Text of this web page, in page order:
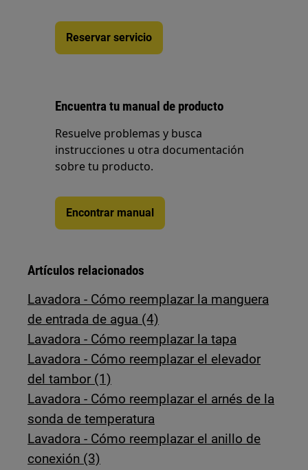
Reservar servicio
Encuentra tu manual de producto
Resuelve problemas y busca
instrucciones u otra documentación
sobre tu producto.
Encontrar manual
Artículos relacionados
Lavadora - Cómo reemplazar la manguera
de entrada de agua (4)
Lavadora - Cómo reemplazar la tapa
Lavadora - Cómo reemplazar el elevador
del tambor (1)
Lavadora - Cómo reemplazar el arnés de la
sonda de temperatura
Lavadora - Cómo reemplazar el anillo de
conexión (3)